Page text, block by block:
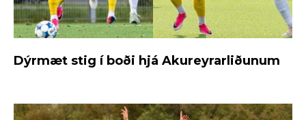
Dýrmæt stig í boði hjá Akureyrarliðunum